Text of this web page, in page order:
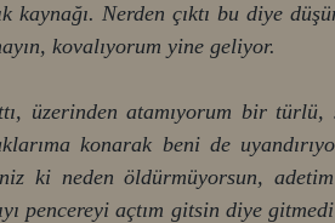
kaynağı. Nerden çıktı bu diye
kovalıyorum yine geliyor.
üzerinden atamıyorum bir türlü,
konarak beni de
ki neden öldürmüyorsun,
pencereyi açtım gitsin diye